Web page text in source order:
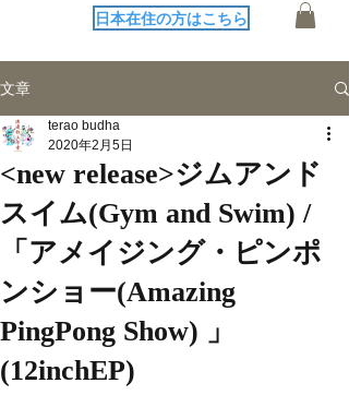
日本在住の方はこちら
文章
<new release>ジムアンド
スイム(Gym and Swim) /
「アメイジング・ピンポ
ンショー(Amazing
PingPong Show) 」
(12inchEP)
terao budha
2020年2月5日